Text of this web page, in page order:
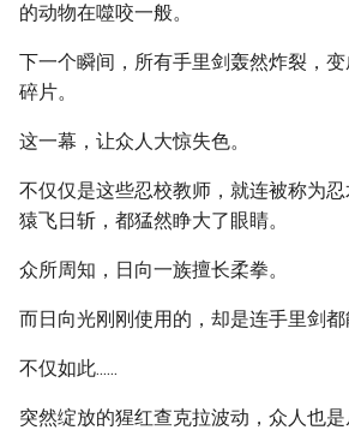
的动物在噬咬一般。
下一个瞬间，所有手里剑轰然炸裂，
碎片。
这一幕，让众人大惊失色。
不仅仅是这些忍校教师，就连被称为
猿飞日斩，都猛然睁大了眼睛。
众所周知，日向一族擅长柔拳。
而日向光刚刚使用的，却是连手里剑都
不仅如此......
突然绽放的猩红查克拉波动，众人也